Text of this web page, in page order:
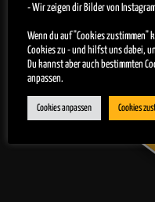
- Wir zeigen dir Bilder von
Wenn du auf "Cookies zustimmen"
Cookies zu - und hilfst uns dabei,
Du kannst aber auch bestimmten
anpassen.
Cookies anpassen Cookies